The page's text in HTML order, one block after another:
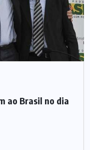
ao Brasil no dia